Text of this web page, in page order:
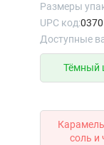
Размеры
UPC код:
Доступные
Тёмный
соль и